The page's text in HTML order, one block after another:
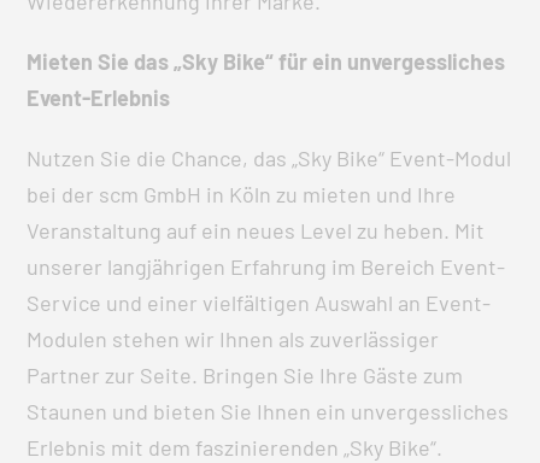
Mieten Sie das „Sky Bike“ für ein unvergessliches
Event-Erlebnis
Nutzen Sie die Chance, das „Sky Bike“ Event-Modul
bei der scm GmbH in Köln zu mieten und Ihre
Veranstaltung auf ein neues Level zu heben. Mit
unserer langjährigen Erfahrung im Bereich Event-
Service und einer vielfältigen Auswahl an Event-
Modulen stehen wir Ihnen als zuverlässiger
Partner zur Seite. Bringen Sie Ihre Gäste zum
Staunen und bieten Sie Ihnen ein unvergessliches
Erlebnis mit dem faszinierenden „Sky Bike“.